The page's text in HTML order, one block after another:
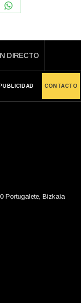
Share
WhatsApp
DIRECTO
PUBLICIDAD CONTACTO
Portugalete, Bizkaia